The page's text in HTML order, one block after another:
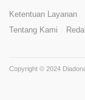
Ketentuan Layanan
Tentang Kami
Copyright © 2024